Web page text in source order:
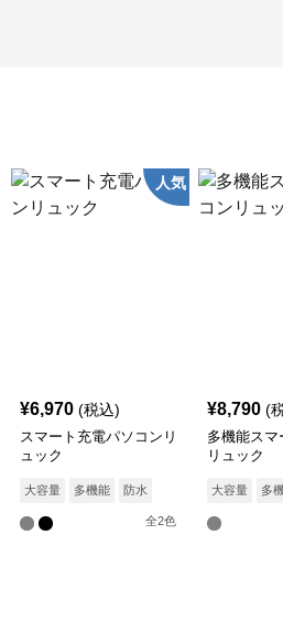
防水 通気性
人気
¥6,970 (税込)
スマート充電パソコンリ
ュック
大容量 多機能 防水
全2色
¥8,790 (
多機能スマ
リュック
大容量 多